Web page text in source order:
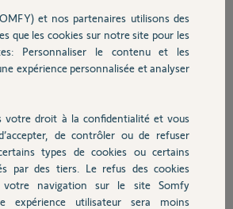
au fil de discussion
et nos partenaires utilisons des
que les cookies sur notre site pour les
Personnaliser le contenu et les
expérience personnalisée et analyser
votre droit à la confidentialité et vous
de contrôler ou de refuser
types de cookies ou certains
par des tiers. Le refus des cookies
votre navigation sur le site Somfy
expérience utilisateur sera moins